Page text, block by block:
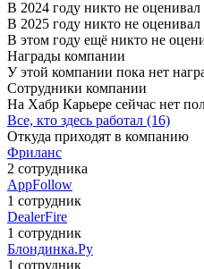
В 2024 году никто не
В 2025 году никто не
В этом году ещё никто не
Награды компании
У этой компании пока нет
Сотрудники компании
На Хабр Карьере сейчас нет
Все, кто здесь работал (16)
Откуда приходят в компанию
Фриланс
2 сотрудника
AppFollow
1 сотрудник
DealerFire
1 сотрудник
Блондинка.Ру
1 сотрудник